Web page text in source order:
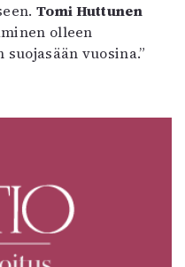
Tomi Huttunen
olleen
vuosina.”